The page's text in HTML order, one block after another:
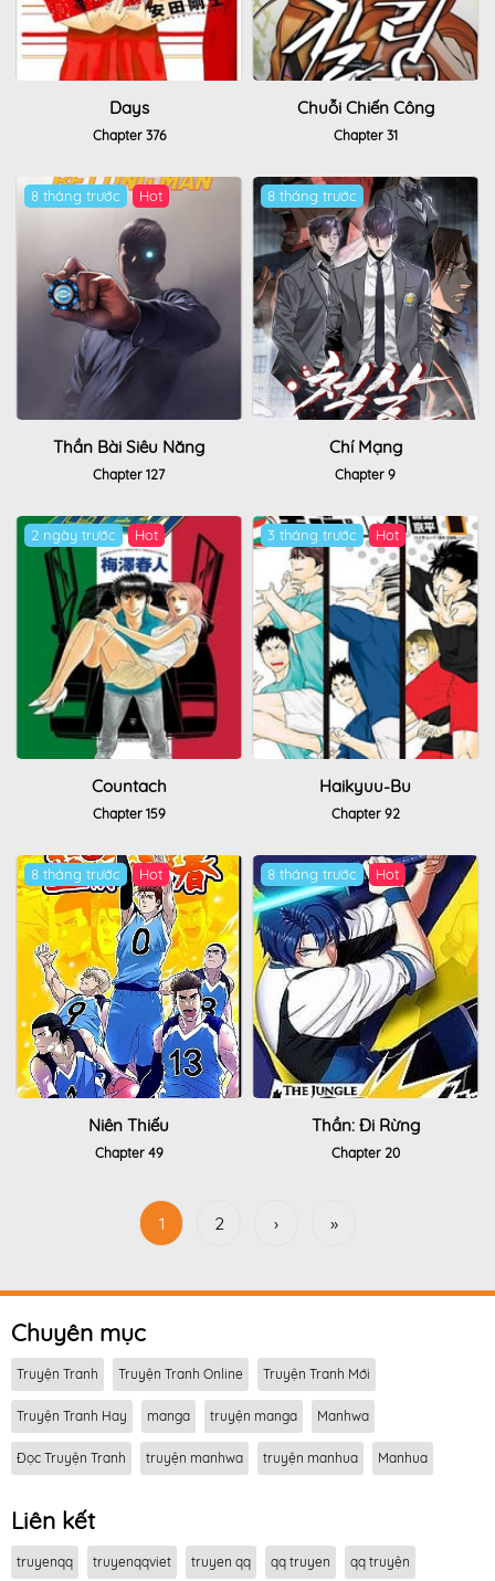
Days
Chapter 376
Chuỗi Chiến Công
Chapter 31
8 tháng trước Hot
Thần Bài Siêu Năng
Chapter 127
8 tháng trước
Chí Mạng
Chapter 9
2 ngày trước Hot
Countach
Chapter 159
3 tháng trước Hot
Haikyuu-Bu
Chapter 92
8 tháng trước Hot
Niên Thiếu
Chapter 49
8 tháng trước Hot
Thần: Đi Rừng
Chapter 20
1 2 › »
Chuyên mục
Truyện Tranh Truyện Tranh Online Truyện Tranh Mới
Truyện Tranh Hay manga truyện manga Manhwa
Đọc Truyện Tranh truyện manhwa truyện manhua Manhua
Liên kết
truyenqq truyenqqviet truyen qq qq truyen qq truyện